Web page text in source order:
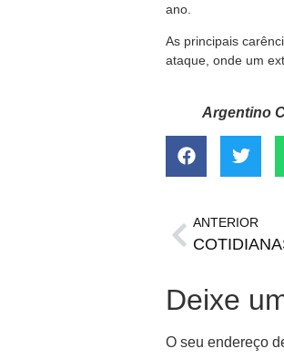
ano.
As principais
ataque, onde um
Argentino
ANTERIOR
Deixe
O seu endereço